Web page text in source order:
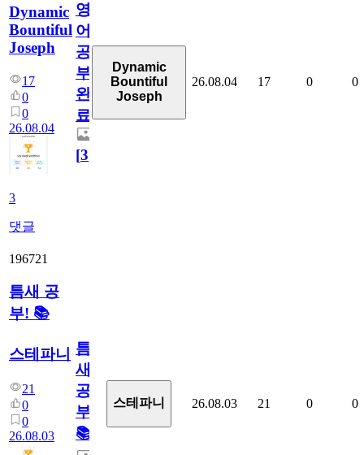
Dynamic
Bountiful
Joseph
17
0
0
26.08.04
3
댓글
영
어
공
부
완
료
[3]
Dynamic
Bountiful
Joseph
26.08.04 17 0 0
196721
틈새 공
부! 📚
스테파니
21
0
0
26.08.03
틈
새
공
부!
📚
스테파니 26.08.03 21 0 0